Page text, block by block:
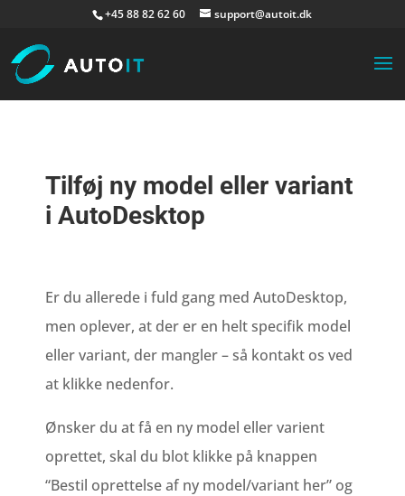
+45 88 82 62 60 support@autoit.dk
Tilføj ny model eller variant
i AutoDesktop
Er du allerede i fuld gang med AutoDesktop,
men oplever, at der er en helt specifik model
eller variant, der mangler – så kontakt os ved
at klikke nedenfor.
Ønsker du at få en ny model eller varient
oprettet, skal du blot klikke på knappen
“Bestil oprettelse af ny model/variant her” og